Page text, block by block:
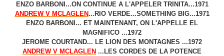
ENZO BARBONI...ON CONTINUE A L'APPELER TRINITA...1971
ANDREW V MCLAGLEN...RIO VERDE...SOMETHING BIG...1971
ENZO BARBONI... ET MAINTENANT, ON L'APPELLE EL
MAGNIFICO ...1972
JEROME COURTAND... LE LION DES MONTAGNES ...1972
ANDREW V MCLAGLEN ...LES CORDES DE LA POTENCE